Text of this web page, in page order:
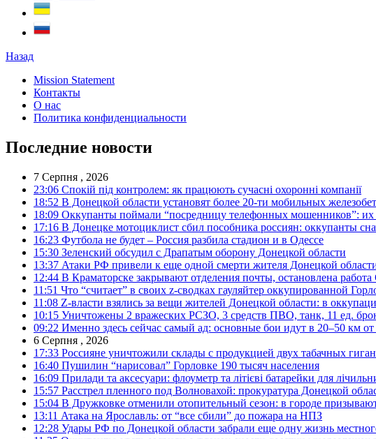
Назад
Mission Statement
Контакты
О нас
Политика конфиденциальности
Последние новости
7 Серпня , 2026
23:06 Спокій під контролем: як працюють сучасні охоронні компанії
18:52 В Донецкой области установят более 20-ти мобильных
18:09 Оккупанты поймали “посредницу телефонных мошенников”:
17:16 В Донецке мотоциклист сбил пособника россиян: оккупанты
16:23 Футбола не будет – Россия разбила стадион и в Одессе
15:30 Зеленский обсудил с Драпатым оборону Донецкой области
13:37 Атаки РФ привели к еще одной смерти жителя Донецкой
12:44 В Краматорске закрывают отделения почты, остановлена
11:51 Что “считает” в своих z-сводках гауляйтер оккупированной
11:08 Z-власти взялись за вещи жителей Донецкой области: в
10:15 Уничтожены 2 вражеских РСЗО, 3 средств ПВО, танк, 11 ед.
09:22 Именно здесь сейчас самый ад: основные бои идут в 20–50 км
6 Серпня , 2026
17:33 Россияне уничтожили склады с продукцией двух табачных
16:40 Пушилин “нарисовал” Горловке 190 тысяч населения
16:09 Прилади та аксесуари: флоуметр та літієві батарейки для
15:57 Расстрел пленного под Волновахой: прокуратура Донецкой
15:04 В Дружковке отменили отопительный сезон: в городе
13:11 Атака на Ярославль: от “все сбили” до пожара на НПЗ
12:28 Удары РФ по Донецкой области забрали еще одну жизнь